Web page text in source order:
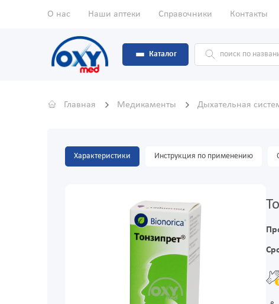
О нас Наши аптеки Справочники Контакты
Каталог
Главная Медикаменты Дыхательная
Характеристики Инструкция по применению